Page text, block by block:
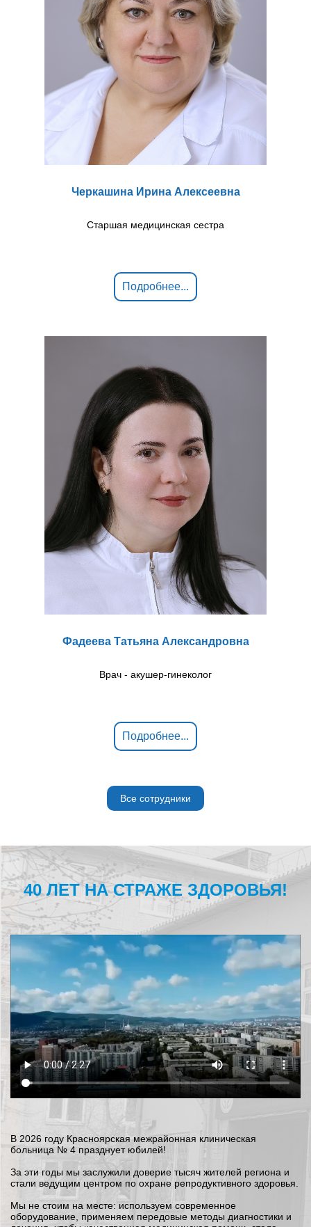
Черкашина Ирина Алексеевна
Старшая медицинская сестра
Подробнее...
Фадеева Татьяна Александровна
Врач - акушер-гинеколог
Подробнее...
Все сотрудники
40 ЛЕТ НА СТРАЖЕ ЗДОРОВЬЯ!
В 2026 году Красноярская межрайонная клиническая
больница № 4 празднует юбилей!
За эти годы мы заслужили доверие тысяч жителей региона и
стали ведущим центром по охране репродуктивного здоровья.
Мы не стоим на месте: используем современное
оборудование, применяем передовые методы диагностики и